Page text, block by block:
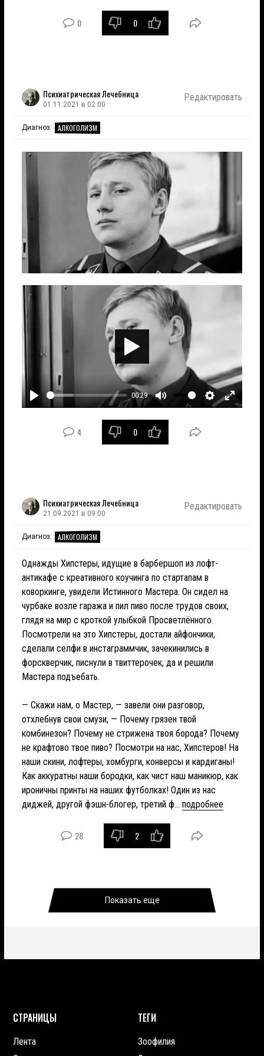
0 0
Психиатрическая Лечебница
01.11.2021 в 02:00
Редактировать
Диагноз: АЛКОГОЛИЗМ
Играть
00:29
Без
Настройки
Войти
Играть
4 0
Психиатрическая Лечебница
21.09.2021 в 09:00
Редактировать
Диагноз: АЛКОГОЛИЗМ
Однажды Хипстеры, идущие в барбершоп из лофт-
антикафе с креативного коучинга по стартапам в
коворкинге, увидели Истинного Мастера. Он сидел на
чурбаке возле гаража и пил пиво после трудов своих,
глядя на мир с кроткой улыбкой Просветлённого.
Посмотрели на это Хипстеры, достали айфончики,
сделали селфи в инстаграммчик, зачекинились в
форскверчик, писнули в твиттерочек, да и решили
Мастера подъебать.
— Скажи нам, о Мастер, — завели они разговор,
отхлебнув свои смузи, — Почему грязен твой
комбинезон? Почему не стрижена твоя борода? Почему
не крафтово твое пиво? Посмотри на нас, Хипстеров! На
наши скини, лофтеры, хомбурги, конверсы и кардиганы!
Как аккуратны наши бородки, как чист наш маникюр, как
ироничны принты на наших футболках! Один из нас
диджей, другой фэшн-блогер, третий ф... подробнее
28 2
Показать еще
СТРАНИЦЫ
Лента
ТЕГИ
Зоофилия